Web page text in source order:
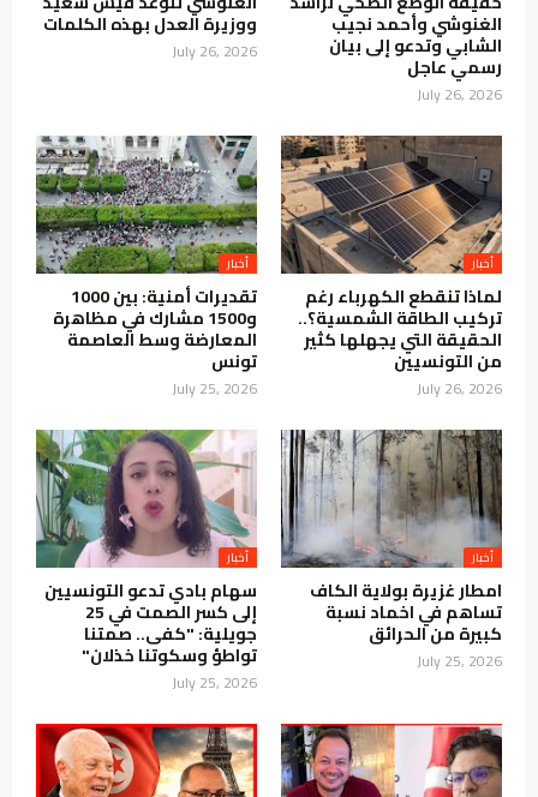
الغنوشي وأحمد نجيب
الشابي وتدعو إلى بيان
رسمي عاجل
July 26, 2026
ووزيرة العدل بهذه الكلمات
July 26, 2026
أخبار
لماذا تنقطع الكهرباء رغم
تركيب الطاقة الشمسية؟..
الحقيقة التي يجهلها كثير
من التونسيين
July 26, 2026
أخبار
تقديرات أمنية: بين 1000
و1500 مشارك في مظاهرة
المعارضة وسط العاصمة
تونس
July 25, 2026
أخبار
امطار غزيرة بولاية الكاف
تساهم في اخماد نسبة
كبيرة من الحرائق
July 25, 2026
أخبار
سهام بادي تدعو التونسيين
إلى كسر الصمت في 25
جويلية: "كفى.. صمتنا
تواطؤ وسكوتنا خذلان"
July 25, 2026